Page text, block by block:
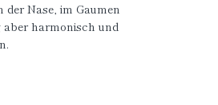
Nase, im Gaumen
harmonisch und